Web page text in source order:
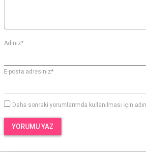
Adınız*
E-posta adresiniz*
Daha sonraki yorumlarımda kullanılması için